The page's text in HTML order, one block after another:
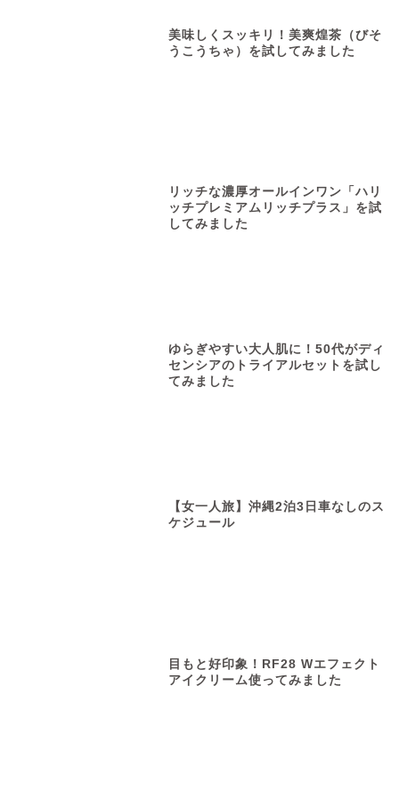
美味しくスッキリ！美爽煌茶（びそ
うこうちゃ）を試してみました
リッチな濃厚オールインワン「ハリ
ッチプレミアムリッチプラス」を試
してみました
ゆらぎやすい大人肌に！50代がディ
センシアのトライアルセットを試し
てみました
【女一人旅】沖縄2泊3日車なしのス
ケジュール
目もと好印象！RF28 Wエフェクト
アイクリーム使ってみました